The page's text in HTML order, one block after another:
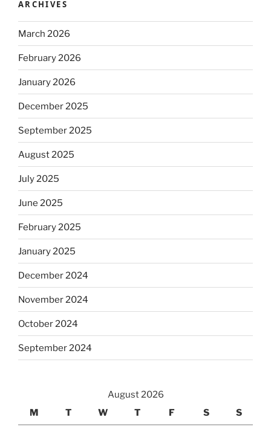
ARCHIVES
March 2026
February 2026
January 2026
December 2025
September 2025
August 2025
July 2025
June 2025
February 2025
January 2025
December 2024
November 2024
October 2024
September 2024
August 2026
M
T W T F S S